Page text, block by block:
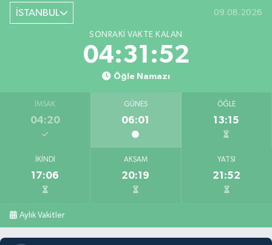
İSTANBUL 09.08.2026
SONRAKI VAKTE KALAN
04:31:51
Öğle Namazı
İMSAK
04:20
GÜNEŞ
06:01
ÖĞLE
13:15
İKINDI
17:06
AKŞAM
20:19
YATSI
21:52
Aylık Vakitler